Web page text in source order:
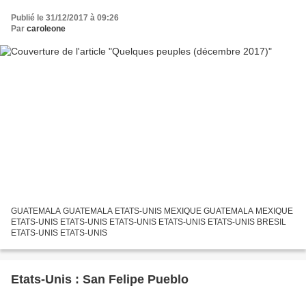
Publié le 31/12/2017 à 09:26
Par caroleone
GUATEMALA GUATEMALA ETATS-UNIS MEXIQUE GUATEMALA MEXIQUE
ETATS-UNIS ETATS-UNIS ETATS-UNIS ETATS-UNIS ETATS-UNIS BRESIL
ETATS-UNIS ETATS-UNIS
Etats-Unis : San Felipe Pueblo